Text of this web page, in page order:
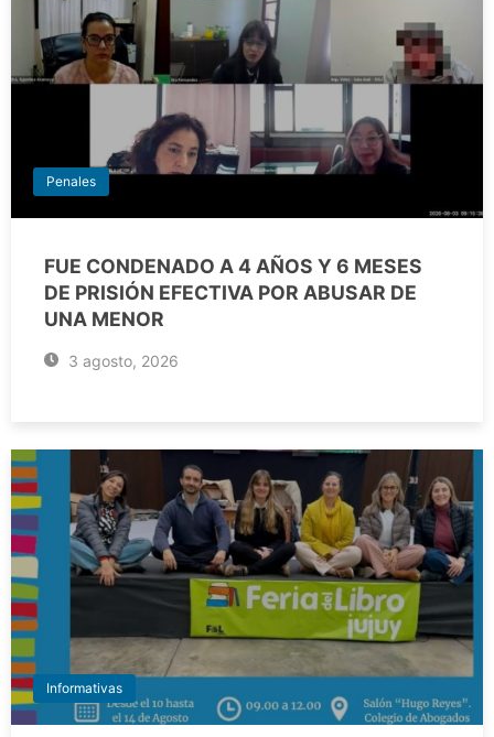
Penales
FUE CONDENADO A 4 AÑOS Y 6 MESES
DE PRISIÓN EFECTIVA POR ABUSAR DE
UNA MENOR
3 agosto, 2026
Informativas